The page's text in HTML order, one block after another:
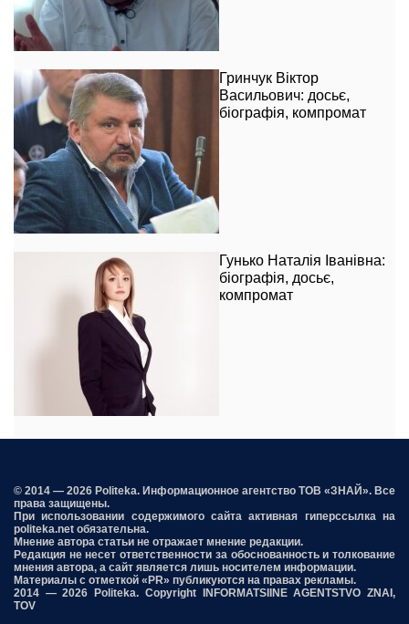
Гринчук Віктор
Васильович: досьє,
біографія, компромат
Гунько Наталія Іванівна:
біографія, досьє,
компромат
© 2014 — 2026 Politeka. Информационное агентство ТОВ «ЗНАЙ». Все
права защищены.
При использовании содержимого сайта активная гиперссылка на
politeka.net обязательна.
Мнение автора статьи не отражает мнение редакции.
Редакция не несет ответственности за обоснованность и толкование
мнения автора, а сайт является лишь носителем информации.
Материалы с отметкой «PR» публикуются на правах рекламы.
2014 — 2026 Politeka. Copyright INFORMATSIINE AGENTSTVO ZNAI,
TOV